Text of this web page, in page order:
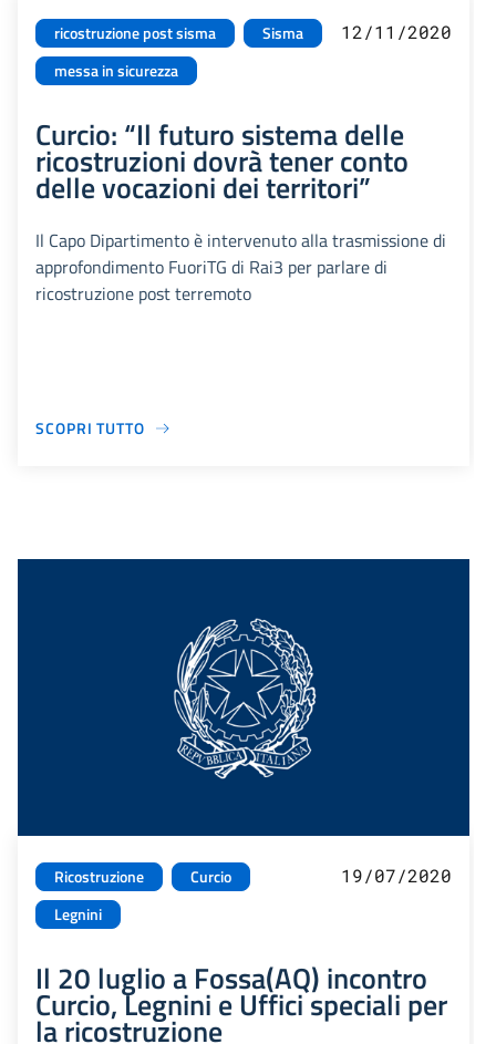
ricostruzione post sisma
Sisma
messa in sicurezza
12/11/2020
Curcio: “Il futuro sistema delle
ricostruzioni dovrà tener conto
delle vocazioni dei territori”
Il Capo Dipartimento è intervenuto alla trasmissione di
approfondimento FuoriTG di Rai3 per parlare di
ricostruzione post terremoto
SCOPRI TUTTO
Ricostruzione
Curcio
Legnini
19/07/2020
Il 20 luglio a Fossa(AQ) incontro
Curcio, Legnini e Uffici speciali per
la ricostruzione